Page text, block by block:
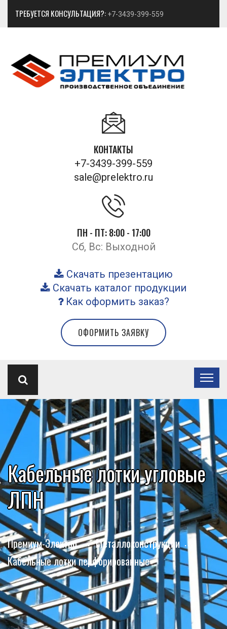
ТРЕБУЕТСЯ КОНСУЛЬТАЦИЯ?: +7-3439-399-559
КОНТАКТЫ
+7-3439-399-559
sale@prelektro.ru
ПН - ПТ: 8:00 - 17:00
Сб, Вс: Выходной
Скачать презентацию
Скачать каталог продукции
Как оформить заказ?
ОФОРМИТЬ ЗАЯВКУ
Кабельные лотки угловые
ЛПН
Премиум-Электро
Металлоконструкции
Кабельные лотки перфорированные